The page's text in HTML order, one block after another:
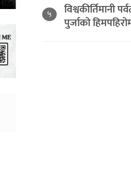
५ विश्वकीर्तिमानी
पुर्जाको